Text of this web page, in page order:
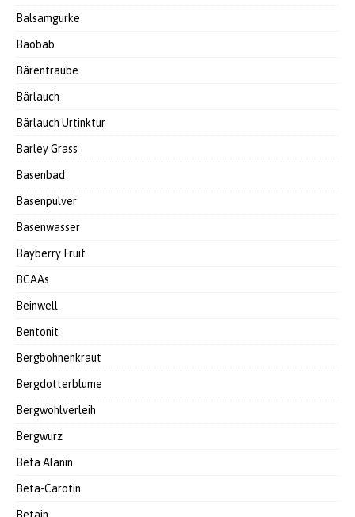
Balsamgurke
Baobab
Bärentraube
Bärlauch
Bärlauch Urtinktur
Barley Grass
Basenbad
Basenpulver
Basenwasser
Bayberry Fruit
BCAAs
Beinwell
Bentonit
Bergbohnenkraut
Bergdotterblume
Bergwohlverleih
Bergwurz
Beta Alanin
Beta-Carotin